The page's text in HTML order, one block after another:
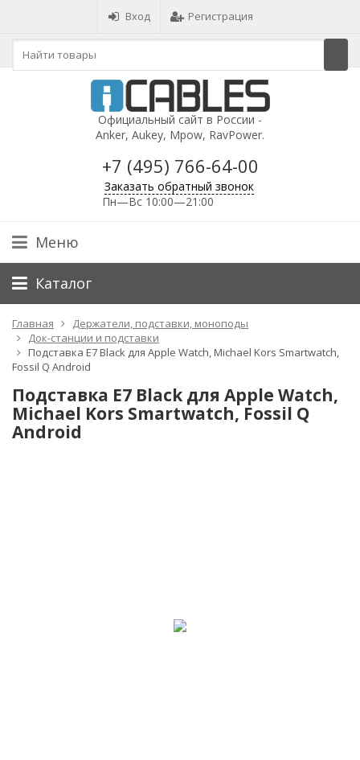
Вход Регистрация
Официальный сайт в России -
Anker, Aukey, Mpow, RavPower.
+7 (495) 766-64-00
Заказать обратный звонок
Пн—Вс 10:00—21:00
Меню
Каталог
Главная
Держатели, подставки, моноподы
Док-станции и подставки
Подставка E7 Black для Apple Watch, Michael Kors Smartwatch,
Fossil Q Android
Подставка E7 Black для Apple Watch,
Michael Kors Smartwatch, Fossil Q
Android